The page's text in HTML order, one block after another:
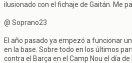
ilusionado con el fichaje de Gaitán. Me
@ Soprano23
El año pasado ya empezó a funcionar
en la base. Sobre todo en los últimos
contra el Barça en el Camp Nou el día